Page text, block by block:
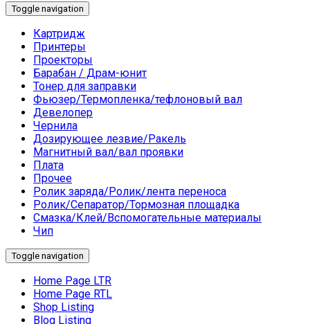
Toggle navigation
Картридж
Принтеры
Проекторы
Барабан / Драм-юнит
Тонер для заправки
Фьюзер/Термопленка/тефлоновый вал
Девелопер
Чернила
Дозирующее лезвие/Ракель
Магнитный вал/вал проявки
Плата
Прочее
Ролик заряда/Ролик/лента переноса
Ролик/Сепаратор/Тормозная площадка
Смазка/Клей/Вспомогательные материалы
Чип
Toggle navigation
Home Page LTR
Home Page RTL
Shop Listing
Blog Listing